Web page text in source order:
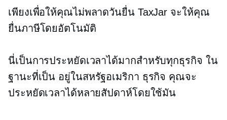
เพียงเพื่อให้คุณไม่พลาดวันยื่น TaxJar จะให้คุณ
ยื่นภาษีโดยอัตโนมัติ
นี่เป็นการประหยัดเวลาได้มากสำหรับทุกธุรกิจ ใน
ฐานะที่เป็น อยู่ในสหรัฐอเมริกา ธุรกิจ คุณจะ
ประหยัดเวลาได้หลายสัปดาห์โดยใช้มัน